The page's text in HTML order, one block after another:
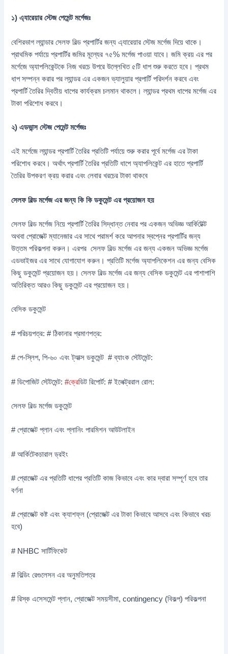
১) এ্যারেয়ার স্টেজ পেমেন্ট মর্গেজঃ
বেশিরভাগ ল্যান্ডার সেলফ বিল্ড প্রপার্টির জন্য এ্যারেয়ার স্টেজ মর্গেজ দিয়ে থাকে।
প্রাথমিক পর্যায়ে প্রপার্টির জমির মূল্যের ৭৫% মর্গেজ পাওয়া যাবে। জমি ক্রয় এর পর
মর্গেজে অ্যাপলিকেন্টকে নিজ খরচে উপরে উল্লেখিত ৫টি ধাপ শুরু করতে হবে। প্রথম
ধাপ সম্পন্ন করার পর ল্যান্ডর এর একজন ভ্যালুয়ার প্রপার্টি পরিদর্শন করবে এবং
প্রপার্টি তৈরির দ্বিতীয় ধাপের কার্যক্রম চলমান থাকলে। ল্যান্ডর প্রথম ধাপের মর্গেজ এর
টাকা পরিশোধ করবে।
২) এডভান্স স্টেজ পেমেন্ট মর্গেজঃ
এই মর্গেজে ল্যান্ডর প্রপার্টি তৈরির প্রতিটি পর্যায়ে শুরু করার পূর্বে মর্গেজ এর টাকা
পরিশোধ করবে। অর্থাৎ প্রপার্টি তৈরির প্রতিটি ধাপে অ্যাপলিকেন্ট এর হাতে প্রপার্টি
তৈরির উপকরণ ক্রয় করার এবং লেবার খরচের টাকা থাকবে
সেলফ বিল্ড মর্গেজ এর জন্য কি কি ডকুমেন্ট এর প্রয়োজন হয়
সেলফ বিল্ড মর্গেজ নিয়ে প্রপার্টি তৈরির সিদ্ধান্ত নেবার পর একজন অভিজ্ঞ আর্কিটেক্ট
অথবা প্রোজেক্ট ম্যানেজার এর সাথে পরামর্শ করে আপনার স্বপ্নের প্রপার্টির জন্য
উত্তম পরিকল্পনা করুন। এরপর সেলফ বিল্ড মর্গেজ এর জন্য একজন অভিজ্ঞ মর্গেজ
এডভাইজর এর সাথে যোগাযোগ করুন। প্রতিটি মর্গেজ অ্যাপলিকেশন এর জন্য বেসিক
কিছু ডকুমেন্ট প্রয়োজন হয়। সেলফ বিল্ড মর্গেজ এর জন্য বেসিক ডকুমেন্ট এর পাশাপাশি
অতিরিক্ত আরও কিছু ডকুমেন্ট এর প্রয়োজন হয়।
বেসিক ডকুমেন্ট
# পরিচয়পত্র: # ঠিকানার প্রমাণপত্র:
# পে-স্লিপ, পি-৬০ এবং ট্যাক্স ডকুমেন্ট # ব্যাংক স্টেটমেন্ট:
# ডিপোজিট স্টেটমেন্ট: #ক্রেডিট রিপোর্ট: # ইলেক্ট্ররাল রোল:
সেলফ বিল্ড মর্গেজ ডকুমেন্ট
# প্রোজেক্ট প্লান এবং প্লানিং পারমিশন আউটলাইন
# আর্কিটেকচারাল ড্রইং
# প্রোজেক্ট এর প্রতিটি ধাপের প্রতিটি কাজ কিভাবে এবং কার দ্বারা সম্পূর্ণ হবে তার
বর্ণনা
# প্রোজেক্ট কষ্ট এবং ক্যাশফ্ল (প্রোজেক্ট এর টাকা কিভাবে আসবে এবং কিভাবে খরচ
হবে)
# NHBC সার্টিফিকেট
# বিল্ডিং রেগুলেসন এর অনুমতিপত্র
# রিস্ক এসেসমেন্ট প্লান, প্রোজেক্ট সময়সীমা, contingency (বিকল্প) পরিকল্পনা